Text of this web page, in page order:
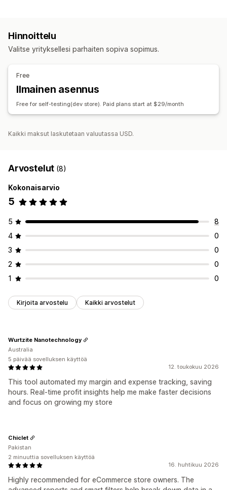
Kuvalliset materiaalit ja raportit
Vertailuanalyysi
Historiallinen analyysi
Kuluseuranta
Myytyjen tuotteiden kustannusten seuranta
Maksutapahtumat
Maksut Asiakkaat
Varasto ja tuote
Myyntiveron kartoitus
Historiallisen tiedon tuonti
Hinnoittelu
Valitse yrityksellesi parhaiten sopiva sopimus.
Free
Ilmainen asennus
Free for self-testing(dev store). Paid plans start at $29/month
Kaikki maksut laskutetaan valuutassa USD.
Arvostelut (8)
Kokonaisarvio
5
5
8
4
0
3
0
2
0
1
0
Kirjoita arvostelu Kaikki arvostelut
12. toukokuu 2026
This tool automated my margin and expense tracking, saving
hours. Real-time profit insights help me make faster decisions
and focus on growing my store
Wurtzite Nanotechnology
Australia
5 päivää sovelluksen käyttöä
16. huhtikuu 2026
Highly recommended for eCommerce store owners. The
Chiclet
Pakistan
2 minuuttia sovelluksen käyttöä